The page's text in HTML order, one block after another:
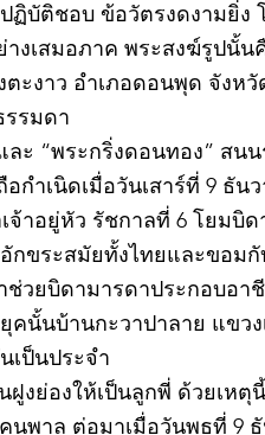
บัติชอบ ข้อวัตรงดงามยิ่ง
เสมอภาค พระสงฆ์รูปนั้น
ะงาว อำเภอดอนพุด จังห
รมดา
ะ “พระกริ่งดอนทอง” สนน
กำเนิดเมื่อวันเสาร์ที่ 9 ธั
จ้าอยู่หัว รัชกาลที่ 6 โยม
อักขระสมัยทั้งไทยและขอ
ช่วยบิดามารดาประกอบอ
คนั้นบ้านกะวาปาลาย แขว
เป็นประจำ
ฝูงย่องให้เป็นลูกพี่ ด้วยเห
นพาล ต่อมาเมื่อวันพุธที่ 9